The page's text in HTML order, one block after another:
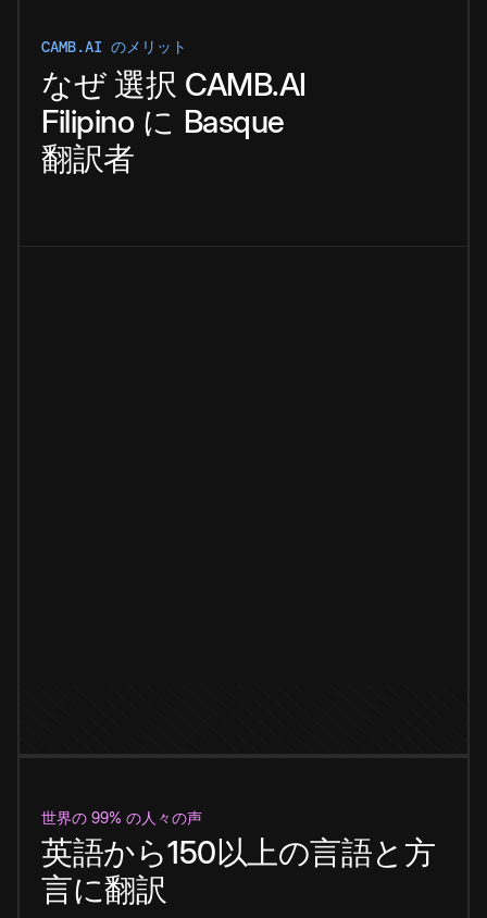
CAMB.AI のメリット
なぜ 選択 CAMB.AI
Filipino に Basque
翻訳者
世界の 99% の人々の声
英語から150以上の言語と方
言に翻訳